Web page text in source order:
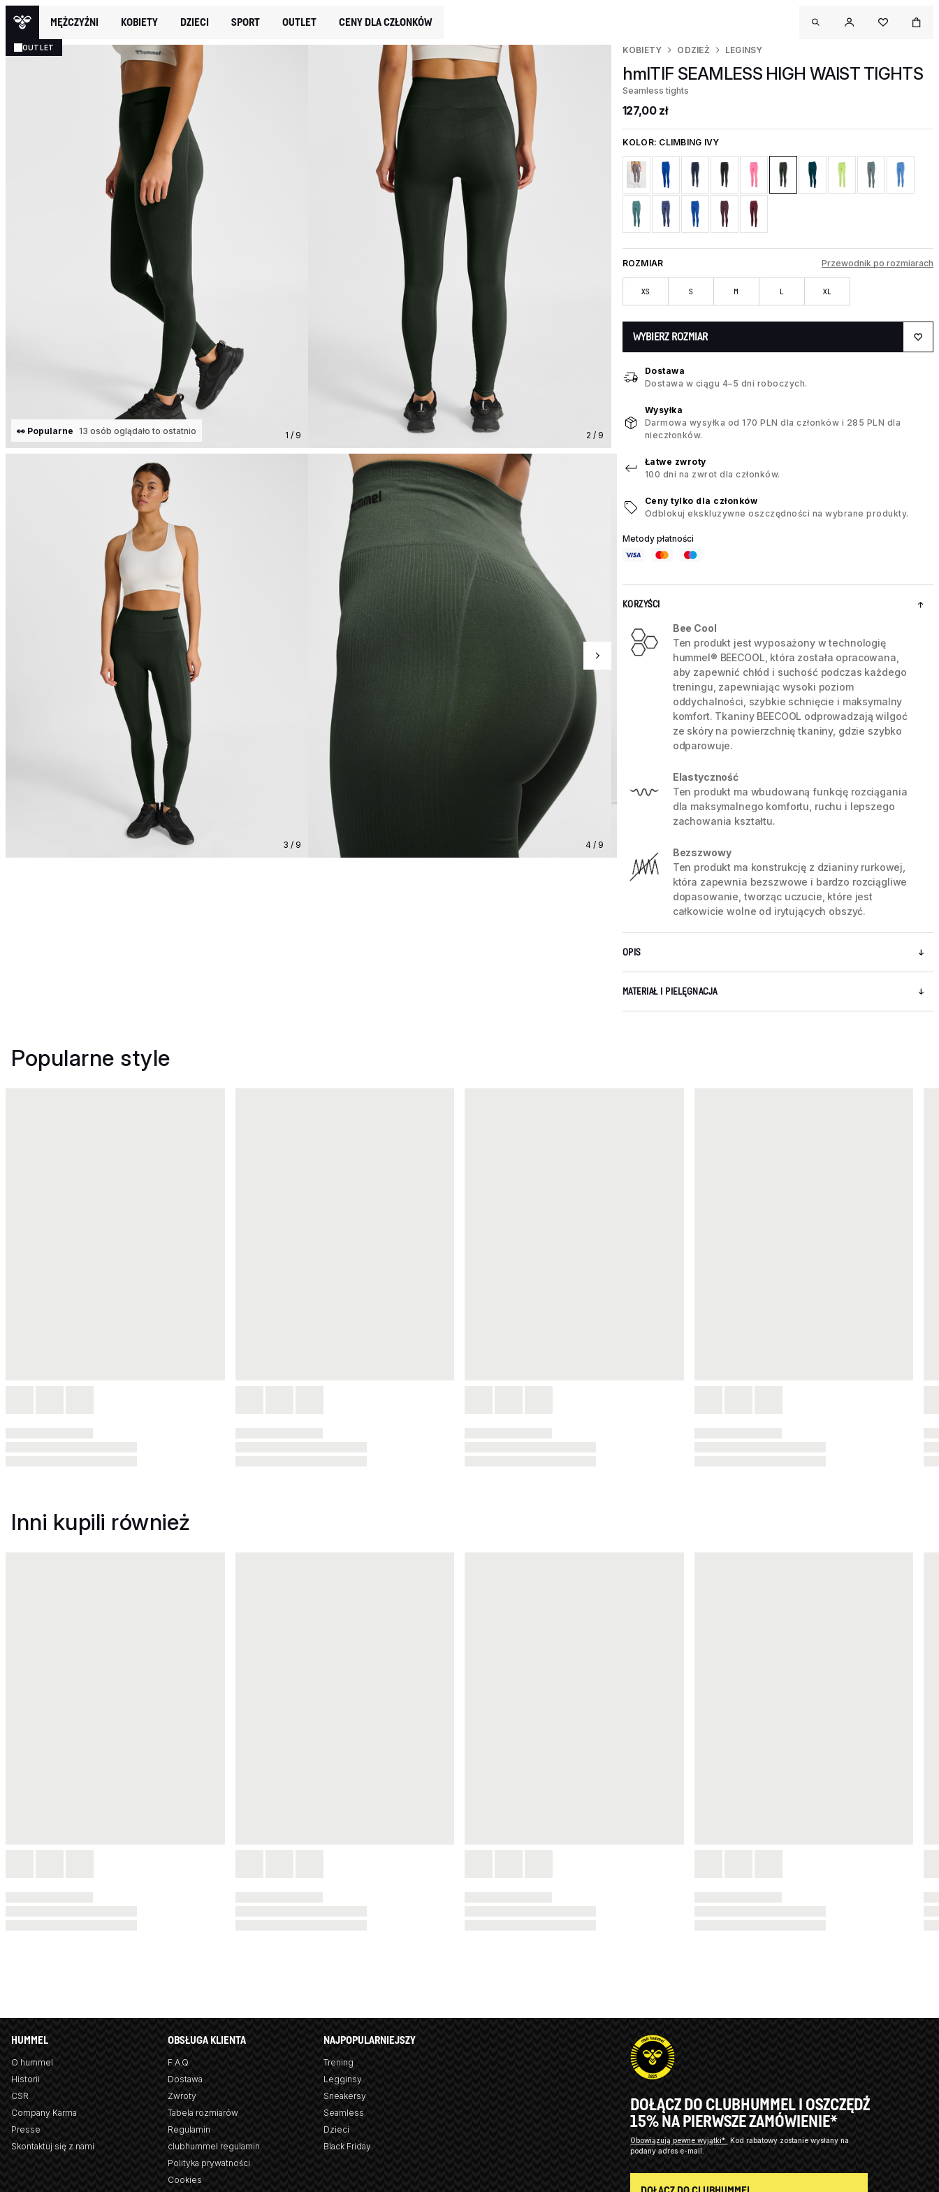
MĘŻCZYŹNI KOBIETY DZIECI SPORT OUTLET CENY DLA CZŁONKÓW
OUTLET
1 / 9
👀 Popularne 13 osób oglądało to ostatnio 2 / 9
3 / 9 4 / 9
KOBIETY ODZIEŻ LEGINSY
hmlTIF SEAMLESS HIGH WAIST TIGHTS
Seamless tights
127,00 zł
KOLOR: CLIMBING IVY
ROZMIAR Przewodnik po rozmiarach
XS S M L XL
WYBIERZ ROZMIAR
Dostawa
Dostawa w ciągu 4–5 dni roboczych.
Wysyłka
Darmowa wysyłka od 170 PLN dla członków i 285 PLN dla
nieczłonków.
Łatwe zwroty
100 dni na zwrot dla członków.
Ceny tylko dla członków
Odblokuj ekskluzywne oszczędności na wybrane produkty.
Metody płatności
KORZYŚCI
Bee Cool
Ten produkt jest wyposażony w technologię
hummel® BEECOOL, która została opracowana,
aby zapewnić chłód i suchość podczas każdego
treningu, zapewniając wysoki poziom
oddychalności, szybkie schnięcie i maksymalny
komfort. Tkaniny BEECOOL odprowadzają wilgoć
ze skóry na powierzchnię tkaniny, gdzie szybko
odparowuje.
Elastyczność
Ten produkt ma wbudowaną funkcję rozciągania
dla maksymalnego komfortu, ruchu i lepszego
zachowania kształtu.
Bezszwowy
Ten produkt ma konstrukcję z dzianiny rurkowej,
która zapewnia bezszwowe i bardzo rozciągliwe
dopasowanie, tworząc uczucie, które jest
całkowicie wolne od irytujących obszyć.
OPIS
MATERIAŁ I PIELĘGNACJA
Popularne style
Inni kupili również
HUMMEL
O hummel
Historii
CSR
Company Karma
Presse
Skontaktuj się z nami
OBSŁUGA KLIENTA
F.A.Q
Dostawa
Zwroty
Tabela rozmiarów
Regulamin
clubhummel regulamin
Polityka prywatności
Cookies
NAJPOPULARNIEJSZY
Trening
Legginsy
Sneakersy
Seamless
Dzieci
Black Friday
DOŁĄCZ DO CLUBHUMMEL I OSZCZĘDŹ
15% NA PIERWSZE ZAMÓWIENIE*
Obowiązują pewne wyjątki*
Kod rabatowy zostanie wysłany na
podany adres e-mail.